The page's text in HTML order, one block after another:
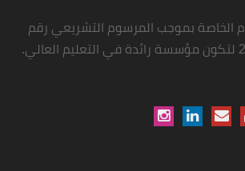
الخاصة بموجب المرسوم التشريعي رقم